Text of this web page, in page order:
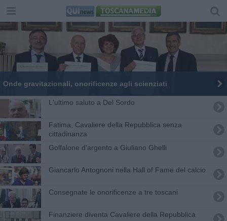
Onde gravitazionali, onorificenze agli scienziati
L'ultimo saluto a Del Sordo
Fatima, Cavaliere della Repubblica senza
cittadinanza
Golfalone d'argento a Giuliano Ghelli
Giancarlo Antognoni nella Hall of Fame del calcio
Consegnate le onorificenze a tre toscani
Finanziere diventa Cavaliere della Repubblica